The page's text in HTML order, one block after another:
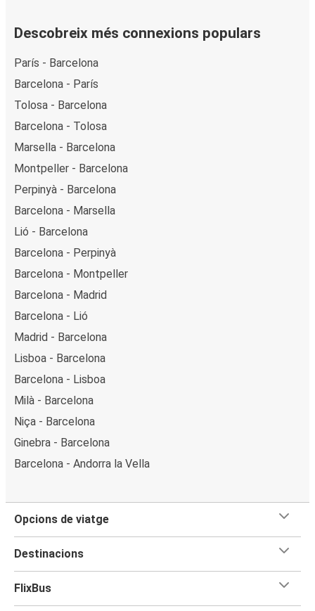
Descobreix més connexions populars
París - Barcelona
Barcelona - París
Tolosa - Barcelona
Barcelona - Tolosa
Marsella - Barcelona
Montpeller - Barcelona
Perpinyà - Barcelona
Barcelona - Marsella
Lió - Barcelona
Barcelona - Perpinyà
Barcelona - Montpeller
Barcelona - Madrid
Barcelona - Lió
Madrid - Barcelona
Lisboa - Barcelona
Barcelona - Lisboa
Milà - Barcelona
Niça - Barcelona
Ginebra - Barcelona
Barcelona - Andorra la Vella
Opcions de viatge
Destinacions
FlixBus